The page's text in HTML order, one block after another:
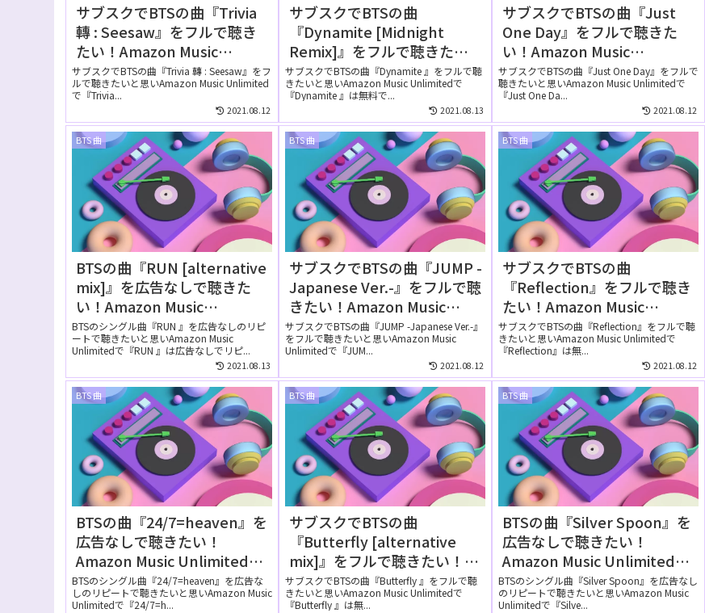
サブスクでBTSの曲『Trivia
轉 : Seesaw』をフルで聴き
たい！Amazon Music
Unlimitedでは無料で聴け
る？
サブスクでBTSの曲『Trivia 轉 : Seesaw』をフ
ルで聴きたいと思いAmazon Music Unlimited
で『Trivia...
2021.08.12
サブスクでBTSの曲
『Dynamite [Midnight
Remix]』をフルで聴きた
い！Amazon Music
Unlimitedでは無料で聴け
サブスクでBTSの曲『Dynamite 』をフルで聴
きたいと思いAmazon Music Unlimitedで
『Dynamite 』は無料で...
2021.08.13
サブスクでBTSの曲『Just
One Day』をフルで聴きた
い！Amazon Music
Unlimitedでは無料で聴け
る？
サブスクでBTSの曲『Just One Day』をフルで
聴きたいと思いAmazon Music Unlimitedで
『Just One Da...
2021.08.12
BTS 曲
BTSの曲『RUN [alternative
mix]』を広告なしで聴きた
い！Amazon Music
Unlimitedの無料お試しでリ
ピートして聴ける？
BTSのシングル曲『RUN 』を広告なしのリピ
ートで聴きたいと思いAmazon Music
Unlimitedで『RUN 』は広告なしでリピ...
2021.08.13
BTS 曲
サブスクでBTSの曲『JUMP -
Japanese Ver.-』をフルで聴
きたい！Amazon Music
Unlimitedでは無料で聴け
る？
サブスクでBTSの曲『JUMP -Japanese Ver.-』
をフルで聴きたいと思いAmazon Music
Unlimitedで『JUM...
2021.08.12
BTS 曲
サブスクでBTSの曲
『Reflection』をフルで聴き
たい！Amazon Music
Unlimitedでは無料で聴け
る？
サブスクでBTSの曲『Reflection』をフルで聴
きたいと思いAmazon Music Unlimitedで
『Reflection』は無...
2021.08.12
BTS 曲
BTSの曲『24/7=heaven』を
広告なしで聴きたい！
Amazon Music Unlimitedの
無料お試しでリピートして聴
ける？
BTSのシングル曲『24/7=heaven』を広告な
しのリピートで聴きたいと思いAmazon Music
Unlimitedで『24/7=h...
BTS 曲
サブスクでBTSの曲
『Butterfly [alternative
mix]』をフルで聴きたい！
Amazon Music Unlimitedで
は無料で聴ける？
サブスクでBTSの曲『Butterfly 』をフルで聴
きたいと思いAmazon Music Unlimitedで
『Butterfly 』は無...
BTS 曲
BTSの曲『Silver Spoon』を
広告なしで聴きたい！
Amazon Music Unlimitedの
無料お試しでリピートして聴
ける？
BTSのシングル曲『Silver Spoon』を広告なし
のリピートで聴きたいと思いAmazon Music
Unlimitedで『Silve...